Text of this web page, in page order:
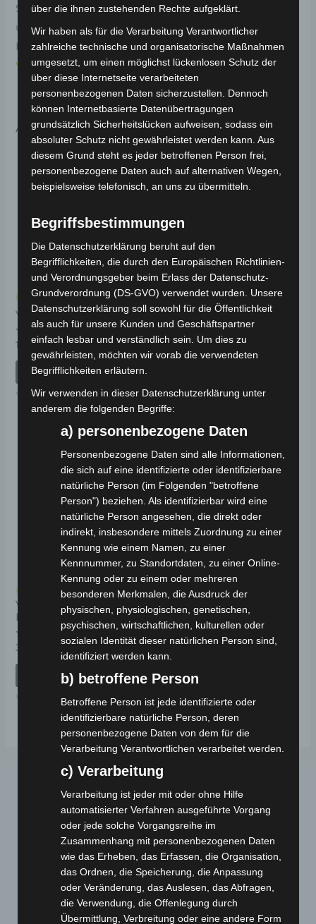
Schwingenkappe-weiss für optimale Funktionalität
und Haltbarkeit. Weitere Informationen zum
Fahrzeug findest du hier:Volta Motor Elektro-Scooter
VS2.
Ähnliche Produkte
Kostenloser Versand
VS2 SITZSCHLOSSKABEL
Bewertet
mit
0
19,00€ *
IN DEN WARENKORB
VS2
Kostenloser Versand
VS2 SCHWINGENWELLE
(M12*235)
Bewertet
mit
19,00€ *
VS2
Kostenloser Versand
VS2 HINTERER
KOTFLÜGEL
Bewertet
0
39,00
IN DEN WARENKORB
VS2
Webseite
Cashback-Aktion
über die ihnen zustehenden Rechte aufgeklärt.
Wir haben als für die Verarbeitung Verantwortlicher
zahlreiche technische und organisatorische Maßnahmen
umgesetzt, um einen möglichst lückenlosen Schutz der
über diese Internetseite verarbeiteten
personenbezogenen Daten sicherzustellen. Dennoch
können Internetbasierte Datenübertragungen
grundsätzlich Sicherheitslücken aufweisen, sodass ein
absoluter Schutz nicht gewährleistet werden kann. Aus
diesem Grund steht es jeder betroffenen Person frei,
personenbezogene Daten auch auf alternativen Wegen,
beispielsweise telefonisch, an uns zu übermitteln.
Begriffsbestimmungen
Die Datenschutzerklärung beruht auf den
Begrifflichkeiten, die durch den Europäischen Richtlinien-
und Verordnungsgeber beim Erlass der Datenschutz-
Grundverordnung (DS-GVO) verwendet wurden. Unsere
Datenschutzerklärung soll sowohl für die Öffentlichkeit
als auch für unsere Kunden und Geschäftspartner
einfach lesbar und verständlich sein. Um dies zu
gewährleisten, möchten wir vorab die verwendeten
Begrifflichkeiten erläutern.
Wir verwenden in dieser Datenschutzerklärung unter
anderem die folgenden Begriffe:
a) personenbezogene Daten
Personenbezogene Daten sind alle Informationen,
die sich auf eine identifizierte oder identifizierbare
natürliche Person (im Folgenden "betroffene
Person") beziehen. Als identifizierbar wird eine
natürliche Person angesehen, die direkt oder
indirekt, insbesondere mittels Zuordnung zu einer
Kennung wie einem Namen, zu einer
Kennnummer, zu Standortdaten, zu einer Online-
Kennung oder zu einem oder mehreren
besonderen Merkmalen, die Ausdruck der
physischen, physiologischen, genetischen,
psychischen, wirtschaftlichen, kulturellen oder
sozialen Identität dieser natürlichen Person sind,
identifiziert werden kann.
b) betroffene Person
Betroffene Person ist jede identifizierte oder
identifizierbare natürliche Person, deren
personenbezogene Daten von dem für die
Verarbeitung Verantwortlichen verarbeitet werden.
c) Verarbeitung
Verarbeitung ist jeder mit oder ohne Hilfe
automatisierter Verfahren ausgeführte Vorgang
oder jede solche Vorgangsreihe im
Zusammenhang mit personenbezogenen Daten
wie das Erheben, das Erfassen, die Organisation,
das Ordnen, die Speicherung, die Anpassung
oder Veränderung, das Auslesen, das Abfragen,
die Verwendung, die Offenlegung durch
Übermittlung, Verbreitung oder eine andere Form